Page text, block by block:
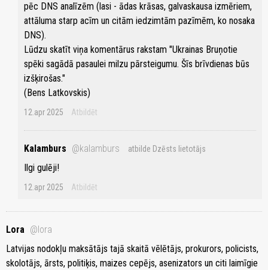
pēc DNS analīzēm (lasi - ādas krāsas, galvaskausa izmēriem,
attāluma starp acīm un citām iedzimtām pazīmēm, ko nosaka
DNS).
Lūdzu skatīt viņa komentārus rakstam "Ukrainas Bruņotie
spēki sagādā pasaulei milzu pārsteigumu. Šīs brīvdienas būs
izšķirošas."
(Bens Latkovskis)
12.apr 2025 Atbildēt
Kalamburs @kalamburs atbilde Dzēsts lietotājs
Ilgi gulēji!
12.apr 2025 Atbildēt
Lora @lora
Latvijas nodokļu maksātājs tajā skaitā vēlētājs, prokurors, policists,
skolotājs, ārsts, politiķis, maizes cepējs, asenizators un citi laimīgie